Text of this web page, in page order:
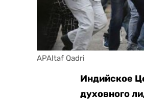
APAltaf Qadri
Индийское
духовного